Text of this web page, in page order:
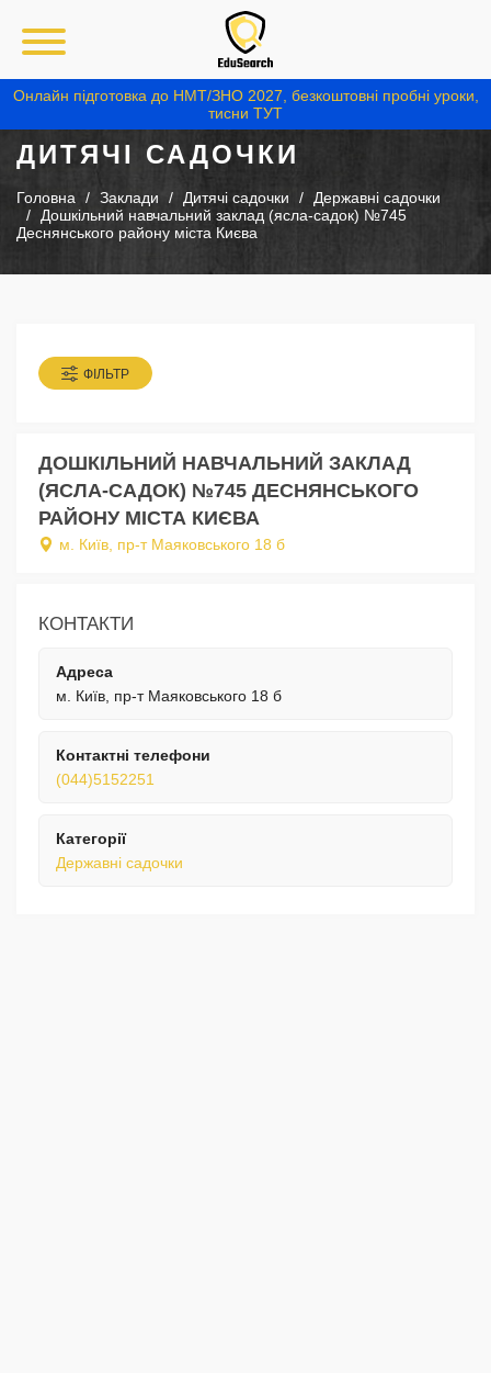
Онлайн підготовка до НМТ/ЗНО 2027, безкоштовні пробні уроки,
тисни ТУТ
ДИТЯЧІ САДОЧКИ
Головна Заклади Дитячі садочки
Державні садочки
Дошкільний навчальний заклад (ясла-садок) №745
Деснянського району міста Києва
ФІЛЬТР
ДОШКІЛЬНИЙ НАВЧАЛЬНИЙ ЗАКЛАД
(ЯСЛА-САДОК) №745 ДЕСНЯНСЬКОГО
РАЙОНУ МІСТА КИЄВА
м. Київ, пр-т Маяковського 18 б
КОНТАКТИ
Адреса
м. Київ, пр-т Маяковського 18 б
Контактні телефони
(044)5152251
Категорії
Державні садочки